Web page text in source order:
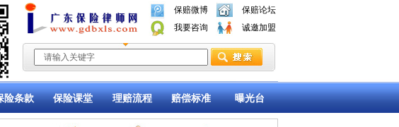
保赔微博
保赔论坛
我要咨询
诚邀加盟
险条款 保险课堂 理赔流程 赔偿标准 曝光台